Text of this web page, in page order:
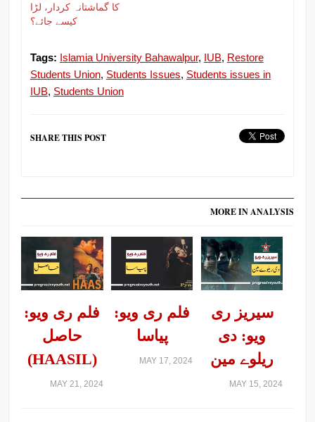
کا گماشتانہ کردار، لڑا
کیسے جائے؟
Tags: Islamia University Bahawalpur, IUB, Restore
Students Union, Students Issues, Students issues in
IUB, Students Union
SHARE THIS POST
MORE IN ANALYSIS
فلم ری ویو:
حاصل
(HAASIL)
MAY 21, 2024
فلم ری ویو:
پیاسا
MAY 17, 2024
سیریز ری
ویو: دی
ریلوے مین
MAY 15, 2024